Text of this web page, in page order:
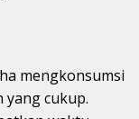
mengkonsumsi
cukup.